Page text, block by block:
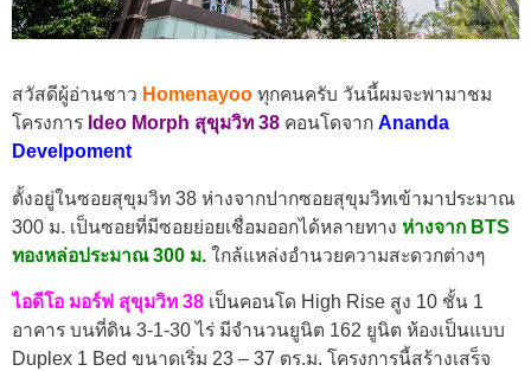
สวัสดีผู้อ่านชาว Homenayoo ทุกคนครับ วันนี้ผมจะพามาชม
โครงการ Ideo Morph สุขุมวิท 38 คอนโดจาก Ananda
Develpoment
ตั้งอยู่ในซอยสุขุมวิท 38 ห่างจากปากซอยสุขุมวิทเข้ามาประมาณ
300 ม. เป็นซอยที่มีซอยย่อยเชื่อมออกได้หลายทาง ห่างจาก BTS
ทองหล่อประมาณ 300 ม. ใกล้แหล่งอำนวยความสะดวกต่างๆ
ไอดีโอ มอร์ฟ สุขุมวิท 38 เป็นคอนโด High Rise สูง 10 ชั้น 1
อาคาร บนที่ดิน 3-1-30 ไร่ มีจำนวนยูนิต 162 ยูนิต ห้องเป็นแบบ
Duplex 1 Bed ขนาดเริ่ม 23 – 37 ตร.ม. โครงการนี้สร้างเสร็จ